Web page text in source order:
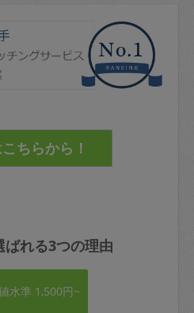
ばれる3つの理由
水準 1,500円~